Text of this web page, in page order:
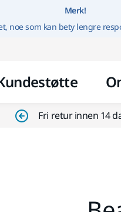
Gå til
Merk!
noe som kan bety lengre
Fri retur innen 14